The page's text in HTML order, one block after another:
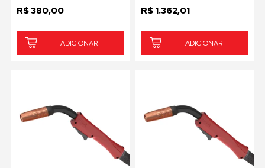
R$380,00
ADICIONAR
R$ 1.362,01
ADICIONAR